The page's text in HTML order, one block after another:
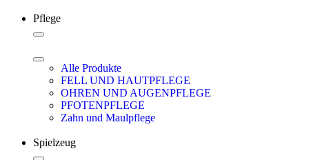
Pflege
Alle Produkte
FELL UND HAUTPFLEGE
OHREN UND AUGENPFLEGE
PFOTENPFLEGE
Zahn und Maulpflege
Spielzeug